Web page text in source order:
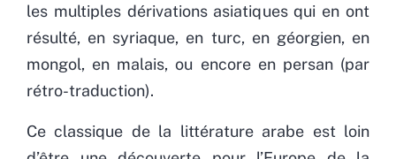
les multiples dérivations asiatiques qui en ont
résulté, en syriaque, en turc, en géorgien, en
mongol, en malais, ou encore en persan (par
rétro-traduction).
Ce classique de la littérature arabe est loin